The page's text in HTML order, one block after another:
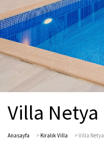
Villa Netya
Anasayfa > Kiralık Villa >Villa Netya